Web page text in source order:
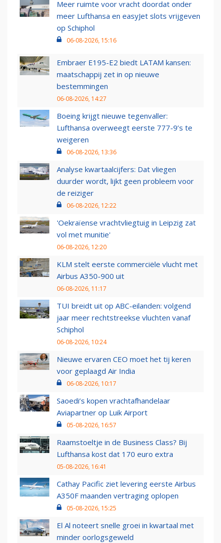
Meer ruimte voor vracht doordat onder
meer Lufthansa en easyJet slots vrijgeven
op Schiphol
06-08-2026, 15:16
Embraer E195-E2 biedt LATAM kansen:
maatschappij zet in op nieuwe
bestemmingen
06-08-2026, 14:27
Boeing krijgt nieuwe tegenvaller:
Lufthansa overweegt eerste 777-9’s te
weigeren
06-08-2026, 13:36
Analyse kwartaalcijfers: Dat vliegen
duurder wordt, lijkt geen probleem voor
de reiziger
06-08-2026, 12:22
'Oekraïense vrachtvliegtuig in Leipzig zat
vol met munitie'
06-08-2026, 12:20
KLM stelt eerste commerciële vlucht met
Airbus A350-900 uit
06-08-2026, 11:17
TUI breidt uit op ABC-eilanden: volgend
jaar meer rechtstreekse vluchten vanaf
Schiphol
06-08-2026, 10:24
Nieuwe ervaren CEO moet het tij keren
voor geplaagd Air India
06-08-2026, 10:17
Saoedi’s kopen vrachtafhandelaar
Aviapartner op Luik Airport
05-08-2026, 16:57
Raamstoeltje in de Business Class? Bij
Lufthansa kost dat 170 euro extra
05-08-2026, 16:41
Cathay Pacific ziet levering eerste Airbus
A350F maanden vertraging oplopen
05-08-2026, 15:25
El Al noteert snelle groei in kwartaal met
minder oorlogsgeweld